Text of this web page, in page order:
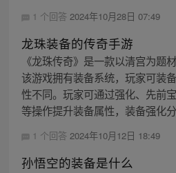
1 个回答 2024年10月28日 07:49
龙珠装备的传奇手游
《龙珠传奇》是一款以清宫为题
该游戏拥有装备系统，玩家可装
性不同。玩家可通过强化、先前
等操作提升装备属性，装备强化
1 个回答 2024年10月12日 18:49
孙悟空的装备是什么